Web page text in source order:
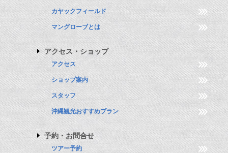
カヤックフィールド
マングローブとは
アクセス・ショップ
アクセス
ショップ案内
スタッフ
沖縄観光おすすめプラン
予約・お問合せ
ツアー予約